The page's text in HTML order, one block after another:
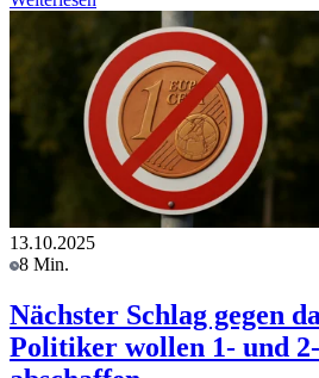
13.10.2025
8 Min.
Nächster Schlag gegen
Politiker wollen 1- und